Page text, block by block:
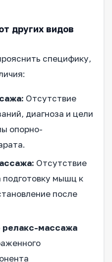
других видов
специфику,
Отсутствие
диагноза и цели
опорно-
Отсутствие
подготовку мышц к
после
релакс-массажа